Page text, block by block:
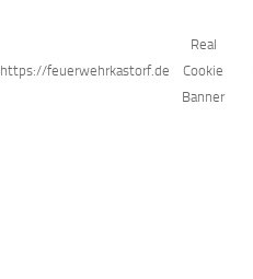
https://feuerwehrkastorf.de
Real
Cookie
Banner